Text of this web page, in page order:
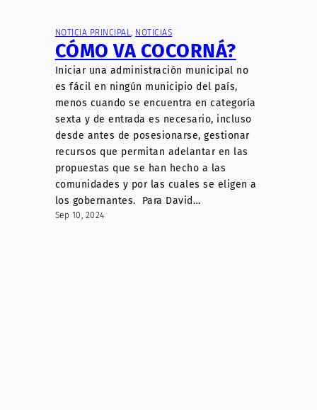
NOTICIA PRINCIPAL, NOTICIAS
CÓMO VA COCORNÁ?
Iniciar una administración municipal no
es fácil en ningún municipio del país,
menos cuando se encuentra en categoría
sexta y de entrada es necesario, incluso
desde antes de posesionarse, gestionar
recursos que permitan adelantar en las
propuestas que se han hecho a las
comunidades y por las cuales se eligen a
los gobernantes. Para David…
Sep 10, 2024